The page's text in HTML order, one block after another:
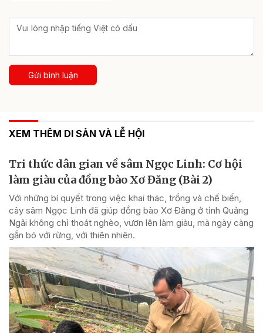
Gửi bình luận
XEM THÊM DI SẢN VÀ LỄ HỘI
Tri thức dân gian về sâm Ngọc Linh: Cơ hội
làm giàu của đồng bào Xơ Đăng (Bài 2)
Với những bí quyết trong việc khai thác, trồng và chế biến,
cây sâm Ngọc Linh đã giúp đồng bào Xơ Đăng ở tỉnh Quảng
Ngãi không chỉ thoát nghèo, vươn lên làm giàu, mà ngày càng
gắn bó với rừng, với thiên nhiên.